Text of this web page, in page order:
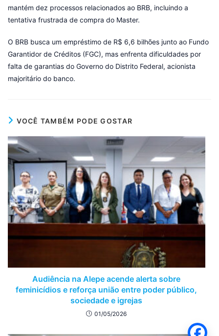
mantém dez processos relacionados ao BRB, incluindo a
tentativa frustrada de compra do Master.
O BRB busca um empréstimo de R$ 6,6 bilhões junto ao Fundo
Garantidor de Créditos (FGC), mas enfrenta dificuldades por
falta de garantias do Governo do Distrito Federal, acionista
majoritário do banco.
VOCÊ TAMBÉM PODE GOSTAR
Audiência na Alepe acende alerta sobre
feminicídios e reforça união entre poder público,
sociedade e igrejas
01/05/2026